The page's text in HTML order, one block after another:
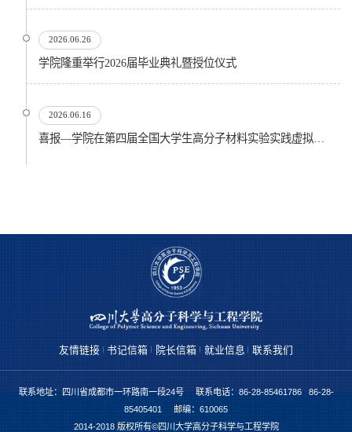
2026.06.26
​学院隆重举行2026届毕业典礼暨授位仪式
2026.06.16
友情链接 书记信箱 院长信箱 就业信息 联系我们
联系地址：四川省成都市一环路南一段24号 联系电话：86-28-85461786 86-28-
85405401 邮编：610065
2014-2018 版权所有©四川大学高分子科学与工程学院